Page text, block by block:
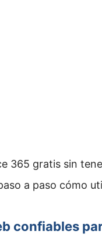
365 gratis sin
a paso cómo
confiables